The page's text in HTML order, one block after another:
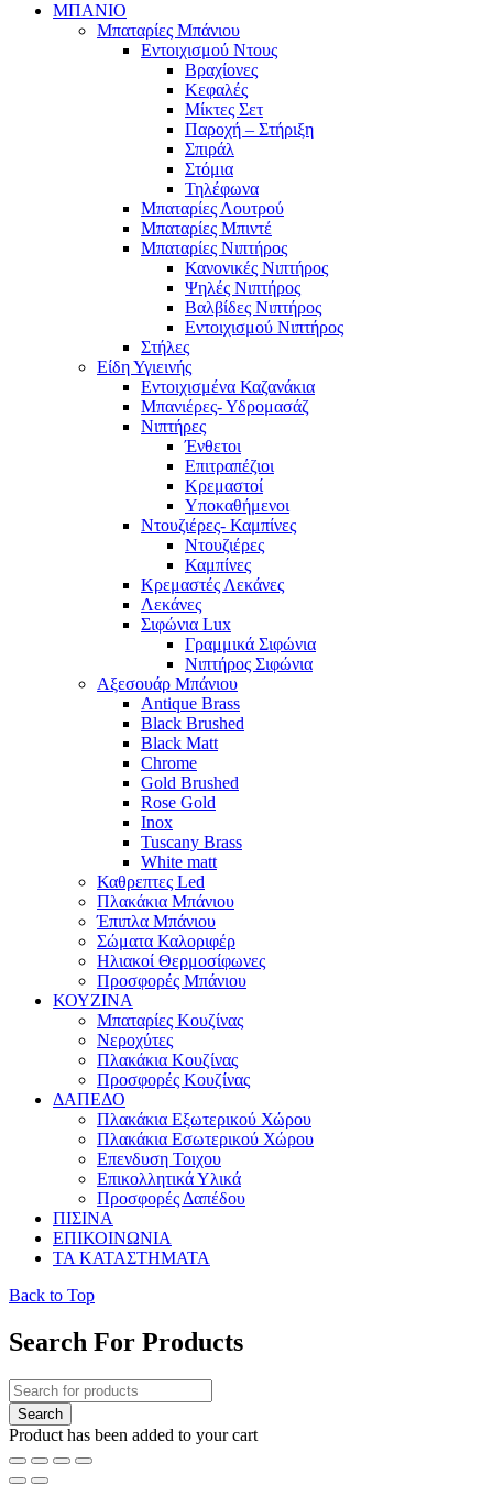
ΜΠΑΝΙΟ
Μπαταρίες Μπάνιου
Εντοιχισμού Ντους
Βραχίονες
Κεφαλές
Μίκτες Σετ
Παροχή – Στήριξη
Σπιράλ
Στόμια
Τηλέφωνα
Μπαταρίες Λουτρού
Μπαταρίες Μπιντέ
Μπαταρίες Νιπτήρος
Κανονικές Νιπτήρος
Ψηλές Νιπτήρος
Βαλβίδες Νιπτήρος
Εντοιχισμού Νιπτήρος
Στήλες
Είδη Υγιεινής
Εντοιχισμένα Καζανάκια
Μπανιέρες- Υδρομασάζ
Νιπτήρες
Ένθετοι
Επιτραπέζιοι
Κρεμαστοί
Υποκαθήμενοι
Ντουζιέρες- Καμπίνες
Ντουζιέρες
Καμπίνες
Κρεμαστές Λεκάνες
Λεκάνες
Σιφώνια Lux
Γραμμικά Σιφώνια
Νιπτήρος Σιφώνια
Αξεσουάρ Μπάνιου
Antique Brass
Black Brushed
Black Matt
Chrome
Gold Brushed
Rose Gold
Inox
Tuscany Brass
White matt
Καθρεπτες Led
Πλακάκια Μπάνιου
Έπιπλα Μπάνιου
Σώματα Καλοριφέρ
Ηλιακοί Θερμοσίφωνες
Προσφορές Μπάνιου
ΚΟΥΖΙΝΑ
Μπαταρίες Κουζίνας
Νεροχύτες
Πλακάκια Κουζίνας
Προσφορές Κουζίνας
ΔΑΠΕΔΟ
Πλακάκια Εξωτερικού Χώρου
Πλακάκια Εσωτερικού Χώρου
Επενδυση Τοιχου
Επικολλητικά Υλικά
Προσφορές Δαπέδου
ΠΙΣΙΝΑ
ΕΠΙΚΟΙΝΩΝΙΑ
ΤΑ ΚΑΤΑΣΤΗΜΑΤΑ
Back to Top
Search For Products
Product has been added to your cart